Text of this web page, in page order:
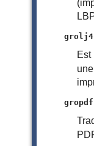
grolj4
gropdf